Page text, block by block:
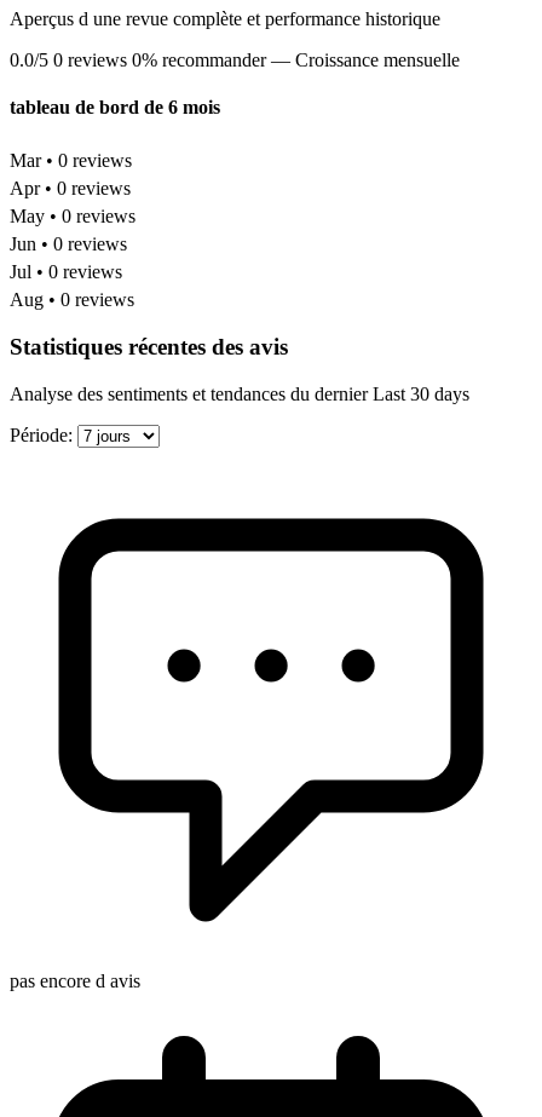
Aperçus d une revue complète et performance historique
0.0/5 0 reviews 0% recommander — Croissance mensuelle
tableau de bord de 6 mois
Mar • 0 reviews
Apr • 0 reviews
May • 0 reviews
Jun • 0 reviews
Jul • 0 reviews
Aug • 0 reviews
Statistiques récentes des avis
Analyse des sentiments et tendances du dernier Last 30 days
Période:
pas encore d avis